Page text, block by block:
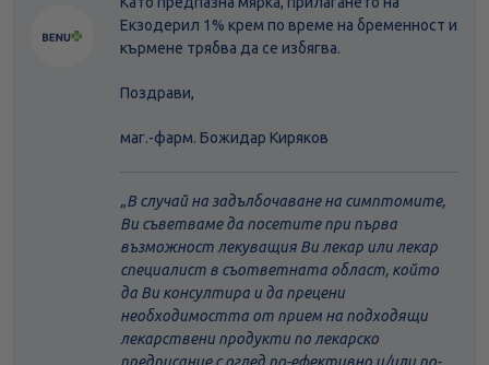
Екзодерил 1% крем по време на бременност и
кърмене трябва да се избягва.
Поздрави,
маг.-фарм. Божидар Киряков
В случай на задълбочаване на симптомите,
Ви съветваме да посетите при първа
възможност лекуващия Ви лекар или лекар
специалист в съответната област, който
да Ви консултира и да прецени
необходимостта от прием на подходящи
лекарствени продукти по лекарско